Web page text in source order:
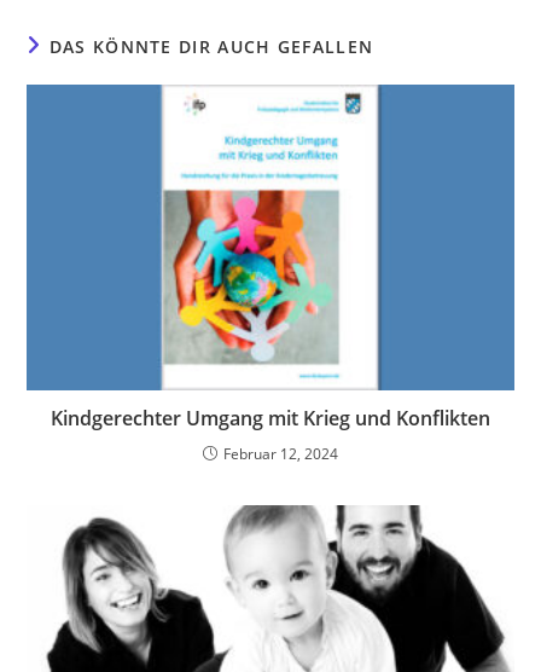
DAS KÖNNTE DIR AUCH GEFALLEN
Kindgerechter Umgang mit Krieg und Konflikten
Februar 12, 2024